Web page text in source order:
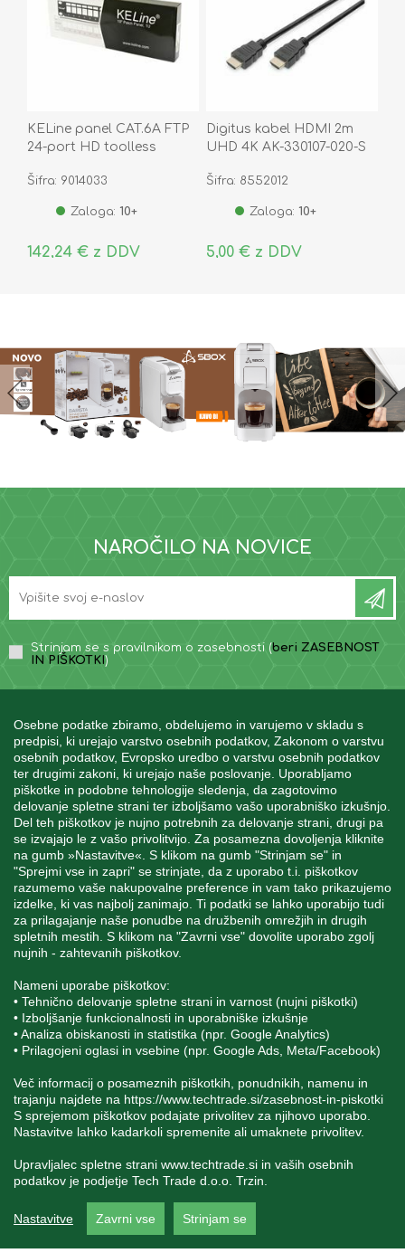
Osebne podatke zbiramo, obdelujemo in varujemo v skladu s
predpisi, ki urejajo varstvo osebnih podatkov, Zakonom o varstvu
osebnih podatkov, Evropsko uredbo o varstvu osebnih podatkov
ter drugimi zakoni, ki urejajo naše poslovanje. Uporabljamo
piškotke in podobne tehnologije sledenja, da zagotovimo
delovanje spletne strani ter izboljšamo vašo uporabniško izkušnjo.
Del teh piškotkov je nujno potrebnih za delovanje strani, drugi pa
se izvajajo le z vašo privolitvijo. Za posamezna dovoljenja kliknite
na gumb »Nastavitve«. S klikom na gumb "Strinjam se" in
"Sprejmi vse in zapri" se strinjate, da z uporabo t.i. piškotkov
razumemo vaše nakupovalne preference in vam tako prikazujemo
izdelke, ki vas najbolj zanimajo. Ti podatki se lahko uporabijo tudi
za prilagajanje naše ponudbe na družbenih omrežjih in drugih
spletnih mestih. S klikom na "Zavrni vse" dovolite uporabo zgolj
nujnih - zahtevanih piškotkov.
Nameni uporabe piškotkov:
• Tehnično delovanje spletne strani in varnost (nujni piškotki)
• Izboljšanje funkcionalnosti in uporabniške izkušnje
• Analiza obiskanosti in statistika (npr. Google Analytics)
• Prilagojeni oglasi in vsebine (npr. Google Ads, Meta/Facebook)
Več informacij o posameznih piškotkih, ponudnikih, namenu in
trajanju najdete na https://www.techtrade.si/zasebnost-in-piskotki
S sprejemom piškotkov podajate privolitev za njihovo uporabo.
Nastavitve lahko kadarkoli spremenite ali umaknete privolitev.
Upravljalec spletne strani www.techtrade.si in vaših osebnih
podatkov je podjetje Tech Trade d.o.o. Trzin.
Nastavitve Zavrni vse Strinjam se
KELine panel CAT.6A FTP
24-port HD toolless
Šifra: 9014033
Zaloga: 10+
142,24 € z DDV
Digitus kabel HDMI 2m
UHD 4K AK-330107-020-S
Šifra: 8552012
Zaloga: 10+
5,00 € z DDV
NAROČILO NA NOVICE
Strinjam se s pravilnikom o zasebnosti (beri ZASEBNOST
IN PIŠKOTKI )
INFORMACIJE
MOJ RAČUN
STORITEV ZA STRANKE
SPREMLJAJTE NAS
Blatnica 8, 1236 Trzin
pravilne in verodostojne podatke. V kolikor na naši
spletni strani zasledite napačne oziroma neustrezne
podatke ali slike, vas prosimo, da nam to sporočite na